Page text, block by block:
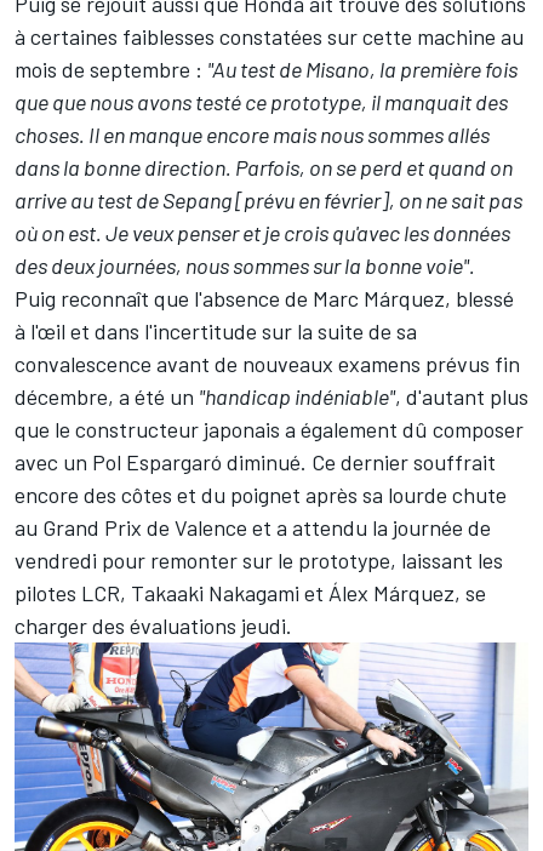
à certaines faiblesses constatées sur cette machine au
mois de septembre : "Au test de Misano, la première fois
que que nous avons testé ce prototype, il manquait des
choses. Il en manque encore mais nous sommes allés
dans la bonne direction. Parfois, on se perd et quand on
arrive au test de Sepang [prévu en février], on ne sait pas
où on est. Je veux penser et je crois qu'avec les données
des deux journées, nous sommes sur la bonne voie".
Puig reconnaît que l'absence de Marc Márquez, blessé
à l'œil et dans l'incertitude sur la suite de sa
convalescence avant de nouveaux examens prévus fin
décembre, a été un "handicap indéniable", d'autant plus
que le constructeur japonais a également dû composer
avec un Pol Espargaró diminué. Ce derniersouffrait
encore des côtes et du poignet après sa lourde chute
au Grand Prix de Valence et a attendu la journée de
vendredi pour remonter sur le prototype, laissant les
pilotes LCR, Takaaki Nakagami et Álex Márquez, se
charger des évaluations jeudi.